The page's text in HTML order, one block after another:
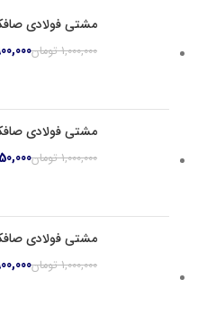
مشتی فولادی
1,000,000 تومان
مشتی فولادی
1,000,000 تومان
مشتی فولادی
1,000,000 تومان